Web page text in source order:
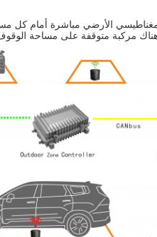
الأرضي مباشرة أمام كل
مركبة متوقفة على مساحة